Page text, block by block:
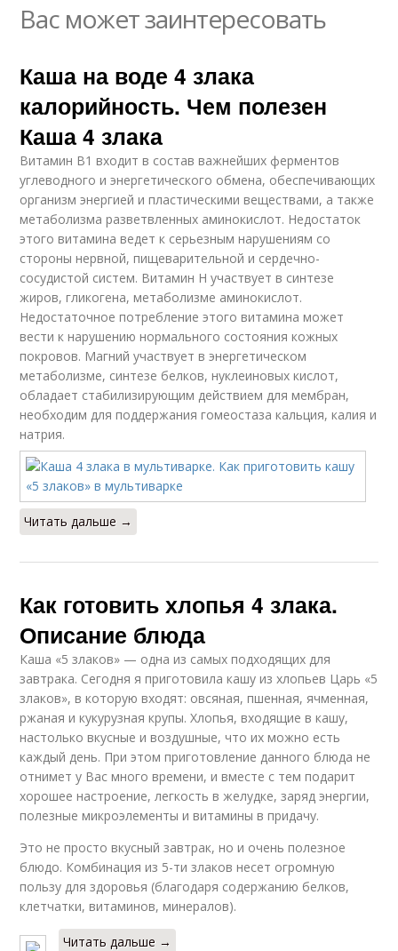
Вас может заинтересовать
Каша на воде 4 злака
калорийность. Чем полезен
Каша 4 злака
Витамин В1 входит в состав важнейших ферментов
углеводного и энергетического обмена, обеспечивающих
организм энергией и пластическими веществами, а также
метаболизма разветвленных аминокислот. Недостаток
этого витамина ведет к серьезным нарушениям со
стороны нервной, пищеварительной и сердечно-
сосудистой систем. Витамин Н участвует в синтезе
жиров, гликогена, метаболизме аминокислот.
Недостаточное потребление этого витамина может
вести к нарушению нормального состояния кожных
покровов. Магний участвует в энергетическом
метаболизме, синтезе белков, нуклеиновых кислот,
обладает стабилизирующим действием для мембран,
необходим для поддержания гомеостаза кальция, калия и
натрия.
Читать дальше →
Как готовить хлопья 4 злака.
Описание блюда
Каша «5 злаков» — одна из самых подходящих для
завтрака. Сегодня я приготовила кашу из хлопьев Царь «5
злаков», в которую входят: овсяная, пшенная, ячменная,
ржаная и кукурузная крупы. Хлопья, входящие в кашу,
настолько вкусные и воздушные, что их можно есть
каждый день. При этом приготовление данного блюда не
отнимет у Вас много времени, и вместе с тем подарит
хорошее настроение, легкость в желудке, заряд энергии,
полезные микроэлементы и витамины в придачу.
Это не просто вкусный завтрак, но и очень полезное
блюдо. Комбинация из 5-ти злаков несет огромную
пользу для здоровья (благодаря содержанию белков,
клетчатки, витаминов, минералов).
Читать дальше →